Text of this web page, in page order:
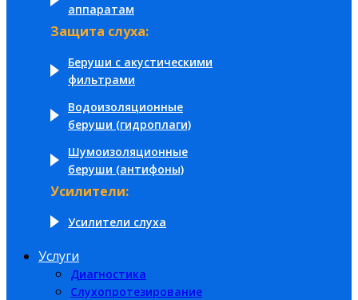
аппаратам
Защита слуха:
Беруши с акустическими
фильтрами
Водоизоляционные
беруши (гидроплаги)
Шумоизоляционные
беруши (антифоны)
Усилители:
Усилители слуха
Услуги
Диагностика
Слухопротезирование